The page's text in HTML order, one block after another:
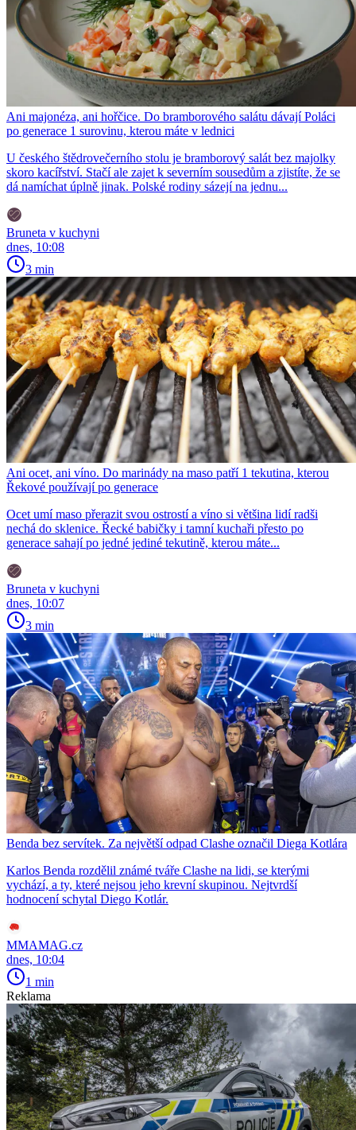
Ani majonéza, ani hořčice. Do bramborového salátu dávají Poláci
po generace 1 surovinu, kterou máte v lednici
U českého štědrovečerního stolu je bramborový salát bez majolky
skoro kacířství. Stačí ale zajet k severním sousedům a zjistíte, že se
dá namíchat úplně jinak. Polské rodiny sázejí na jednu...
Bruneta v kuchyni
dnes, 10:08
3 min
Ani ocet, ani víno. Do marinády na maso patří 1 tekutina, kterou
Řekové používají po generace
Ocet umí maso přerazit svou ostrostí a víno si většina lidí radši
nechá do sklenice. Řecké babičky i tamní kuchaři přesto po
generace sahají po jedné jediné tekutině, kterou máte...
Bruneta v kuchyni
dnes, 10:07
3 min
Benda bez servítek. Za největší odpad Clashe označil Diega Kotlára
Karlos Benda rozdělil známé tváře Clashe na lidi, se kterými
vychází, a ty, které nejsou jeho krevní skupinou. Nejtvrdší
hodnocení schytal Diego Kotlár.
MMAMAG.cz
dnes, 10:04
1 min
Reklama